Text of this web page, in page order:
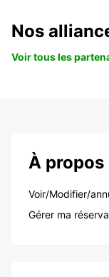
Nos
Voir tous les
À
Voir/Modifier/
Gérer ma